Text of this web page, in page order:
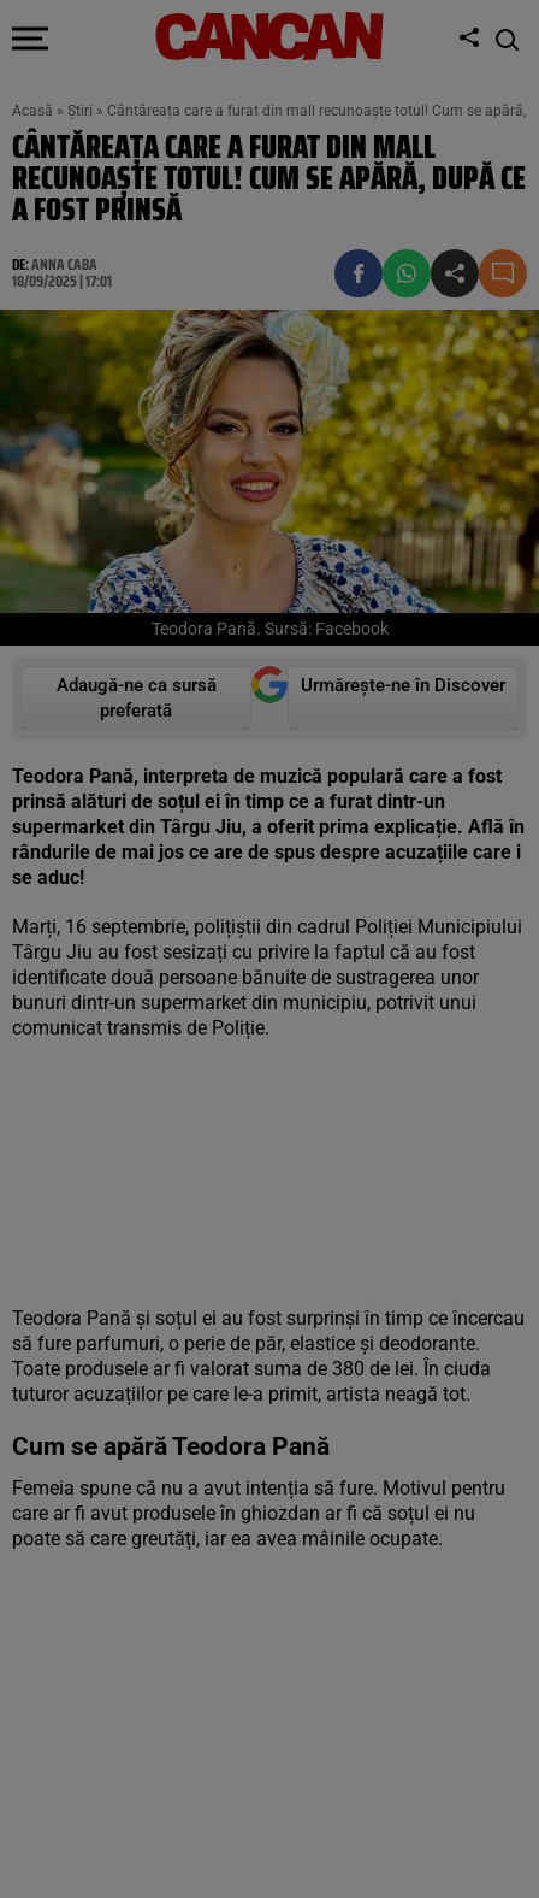
Acasă » Știri » Cântăreața care a furat din mall recunoaște totul! Cum se apără,
CÂNTĂREAȚA CARE A FURAT DIN MALL
RECUNOAȘTE TOTUL! CUM SE APĂRĂ, DUPĂ CE
A FOST PRINSĂ
DE:ANNA CABA
18/09/2025 | 17:01
Teodora Pană. Sursă: Facebook
Adaugă-ne ca sursă
preferată
Urmărește-ne în Discover
Teodora Pană, interpreta de muzică populară care a fost
prinsă alături de soțul ei în timp ce a furat dintr-un
supermarket din Târgu Jiu, a oferit prima explicație. Află în
rândurile de mai jos ce are de spus despre acuzațiile care i
se aduc!
Marți, 16 septembrie, polițiștii din cadrul Poliției Municipiului
Târgu Jiu au fost sesizați cu privire la faptul că au fost
identificate două persoane bănuite de sustragerea unor
bunuri dintr-un supermarket din municipiu, potrivit unui
comunicat transmis de Poliție.
Teodora Pană și soțul ei au fost surprinși în timp ce încercau
să fure parfumuri, o perie de păr, elastice și deodorante.
Toate produsele ar fi valorat suma de 380 de lei. În ciuda
tuturor acuzațiilor pe care le-a primit, artista neagă tot.
Cum se apără Teodora Pană
Femeia spune că nu a avut intenția să fure. Motivul pentru
care ar fi avut produsele în ghiozdan ar fi că soțul ei nu
poate să care greutăți, iar ea avea mâinile ocupate.